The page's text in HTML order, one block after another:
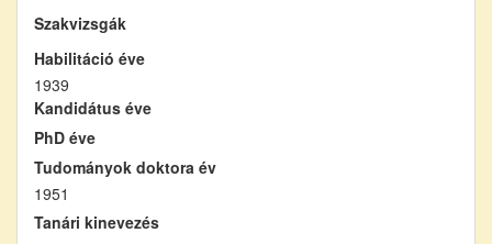
Szakvizsgák
Habilitáció éve
1939
Kandidátus éve
PhD éve
Tudományok doktora év
1951
Tanári kinevezés